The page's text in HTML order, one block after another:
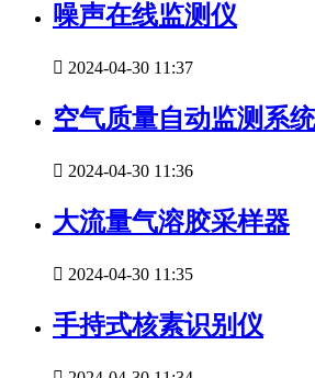
噪声在线监测仪
 2024-04-30 11:37
空气质量自动监测系统
 2024-04-30 11:36
大流量气溶胶采样器
 2024-04-30 11:35
手持式核素识别仪